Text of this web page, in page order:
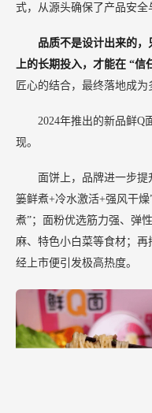
式，从源头确保了产品安全
品质不是设计出来的
上的长期投入，才能在 “信
匠心的结合，最终落地成为
2024年推出的新品鲜Q
现。
面饼上，品牌进一步提
篓鲜煮+冷水激活+强风干
煮”；面粉优选筋力强、弹
麻、特色小白菜等食材；
经上市便引发极高热度。